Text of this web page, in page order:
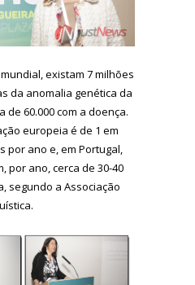
existam 7 milhões
da anomalia genética da
de 60.000 com a doença.
europeia é de 1 em
por ano e, em Portugal,
por ano, cerca de 30-40
segundo a Associação